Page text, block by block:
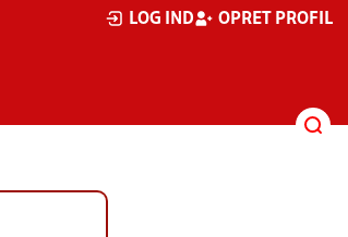
LOG IND OPRET PROFIL